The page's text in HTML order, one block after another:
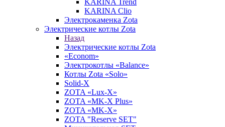
KARINA Trend
KARINA Clio
Электрокаменка Zota
Электрические котлы Zota
Назад
Электрические котлы Zota
«Econom»
Электрокотлы «Balance»
Котлы Zota «Solo»
Solid-X
ZOTA «Lux-X»
ZOTA «MK-X Plus»
ZOTA «MK-X»
ZOTA "Reserve SET"